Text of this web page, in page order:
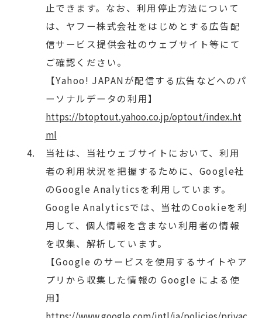
止できます。なお、利用停止方法について
は、ヤフー株式会社をはじめとする広告配
信サービス提供会社のウェブサイト等にて
ご確認ください。
【Yahoo! JAPANが配信する広告などへのパ
ーソナルデータの利用】
https://btoptout.yahoo.co.jp/optout/index.ht
ml
当社は、当社ウェブサイトにおいて、利用
者の利用状況を把握するために、Google社
のGoogle Analyticsを利用しています。
Google Analyticsでは、当社のCookieを利
用して、個人情報を含まない利用者の情報
を収集、解析しています。
【Google のサービスを使用するサイトやア
プリから収集した情報の Google による使
用】